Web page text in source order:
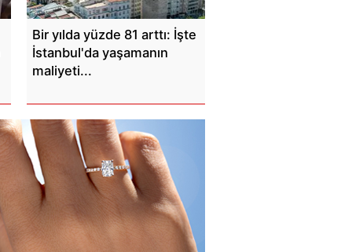
Bir yılda yüzde 81 arttı: İşte
İstanbul'da yaşamanın
maliyeti...